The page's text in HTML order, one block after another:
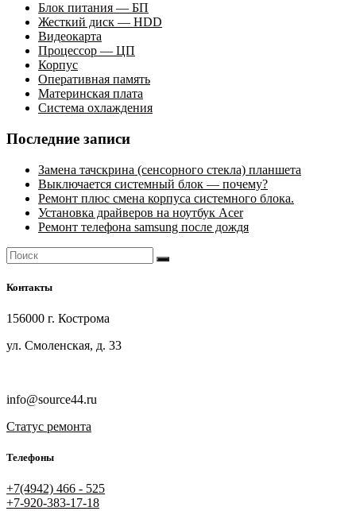
Блок питания — БП
Жесткий диск — HDD
Видеокарта
Процессор — ЦП
Корпус
Оперативная память
Материнская плата
Система охлаждения
Последние записи
Замена тачскрина (сенсорного стекла) планшета
Выключается системный блок — почему?
Ремонт плюс смена корпуса системного блока.
Установка драйверов на ноутбук Acer
Ремонт телефона samsung после дождя
Контакты
156000 г. Кострома
ул. Смоленская, д. 33
info@source44.ru
Статус ремонта
Телефоны
+7(4942) 466 - 525
+7-920-383-17-18